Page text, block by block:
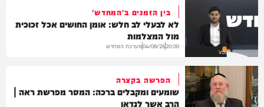
VOD
בין הזמנים ב'המחדש'
לא לבעלי לב חלש: אומן החושים אכל זכוכית
מול המצלמות
20:00
04/08/26מערכת המחדש
הפרשה בקצרה
שומעים ומקבלים ברכה: המסר מפרשת ראה |
הרב אשר לנדאו